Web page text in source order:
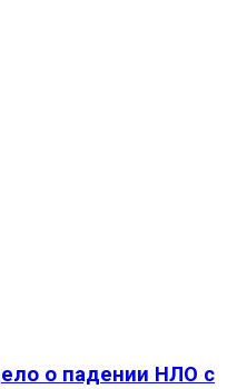
о падении НЛО с